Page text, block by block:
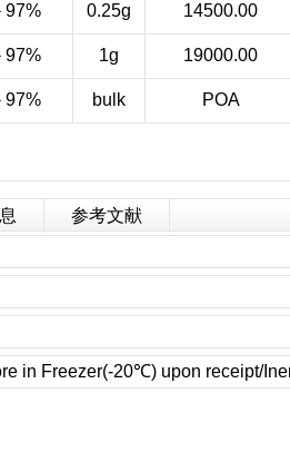
97% 0.25g 14500.00
97% 1g 19000.00
97% bulk POA
参考文献
in Freezer(-20℃) upon receipt/